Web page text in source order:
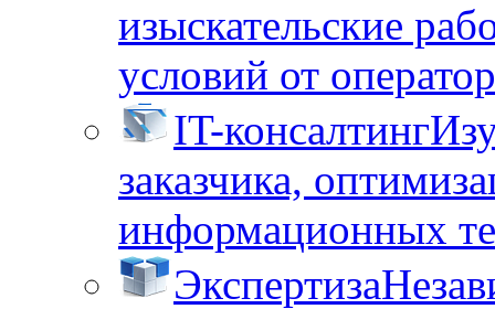
изыскательские
условий от
IT-консалтинг
заказчика,
информационных
Экспертиза